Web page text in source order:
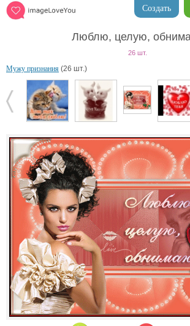
Создать
Люблю, целую,
26 шт.
Мужу признания (26 шт.)